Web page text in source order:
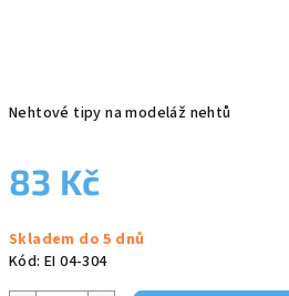
Nehtové tipy na modeláž nehtů
83 Kč
cena:
Skladem do 5 dnů
Kód: EI 04-304